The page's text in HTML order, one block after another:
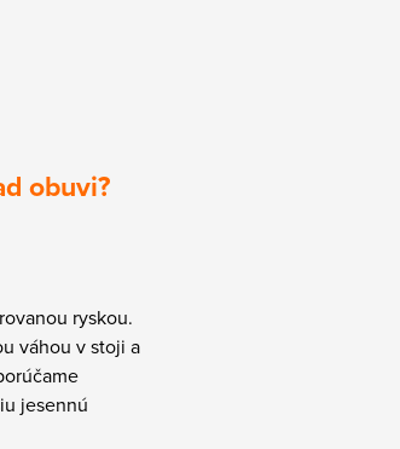
obuvi?
ryskou.
váhou v stoji a
jesennú